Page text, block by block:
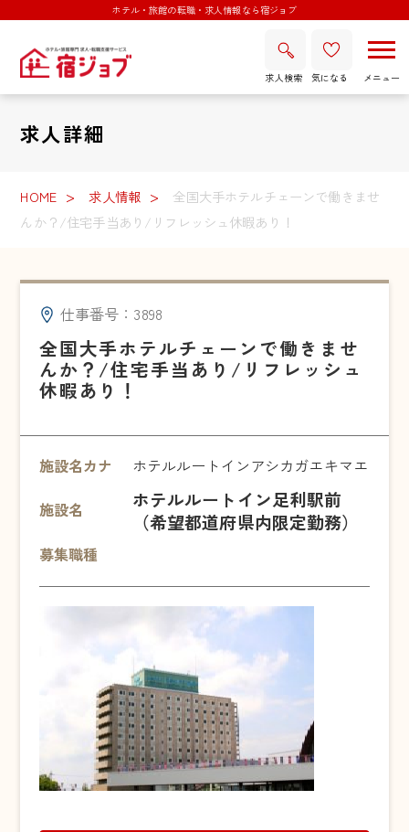
ホテル・旅館の転職・求人情報なら宿ジョブ
求人検索 気になる
求人詳細
HOME 求人情報
全国大手ホテルチェーンで働きませ
んか？/住宅手当あり/リフレッシュ休暇あり！
仕事番号：3898
全国大手ホテルチェーンで働きませ
んか？/住宅手当あり/リフレッシュ
休暇あり！
施設名カナ
ホテルルートインアシカガエキマエ
施設名
ホテルルートイン足利駅前
（希望都道府県内限定勤務）
募集職種